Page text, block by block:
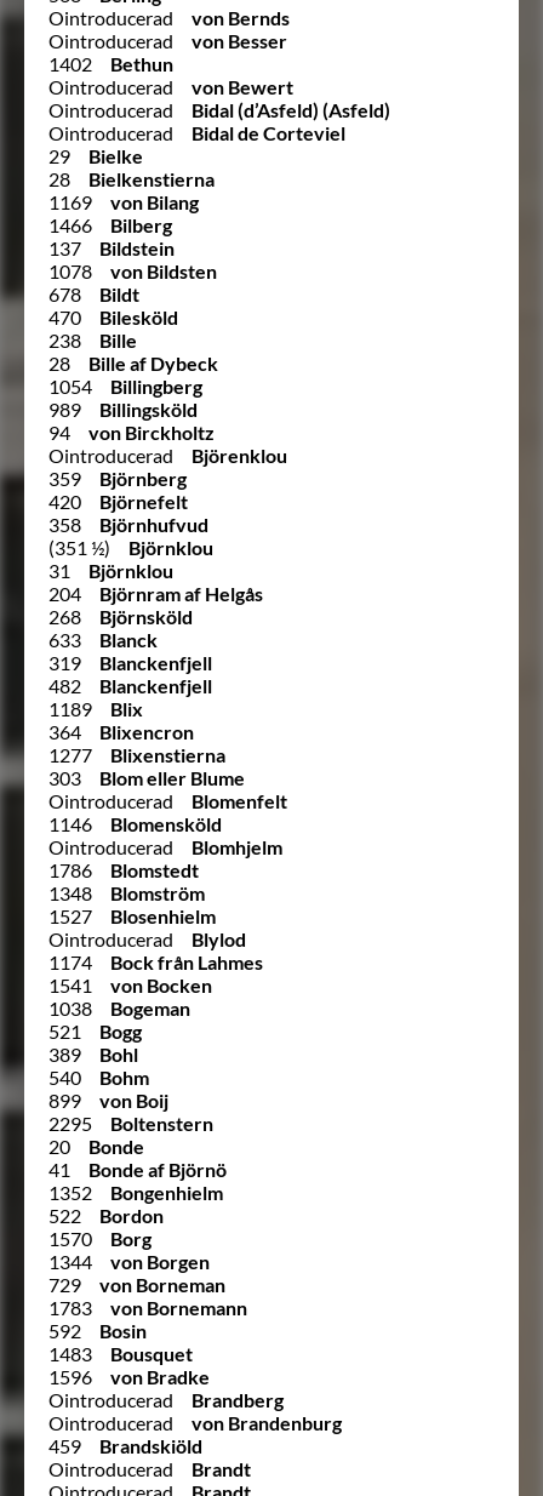
Ointroducerad
von Bernds
Ointroducerad
von Besser
1402
Bethun
Ointroducerad
von Bewert
Ointroducerad
Bidal (d’Asfeld) (Asfeld)
Ointroducerad
Bidal de Corteviel
29
Bielke
28
Bielkenstierna
1169
von Bilang
1466
Bilberg
137
Bildstein
1078
von Bildsten
678
Bildt
470
Bilesköld
238
Bille
28
Bille af Dybeck
1054
Billingberg
989
Billingsköld
94
von Birckholtz
Ointroducerad
Björenklou
359
Björnberg
420
Björnefelt
358
Björnhufvud
(351 ½)
Björnklou
31
Björnklou
204
Björnram af Helgås
268
Björnsköld
633
Blanck
319
Blanckenfjell
482
Blanckenfjell
1189
Blix
364
Blixencron
1277
Blixenstierna
303
Blom eller Blume
Ointroducerad
Blomenfelt
1146
Blomensköld
Ointroducerad
Blomhjelm
1786
Blomstedt
1348
Blomström
1527
Blosenhielm
Ointroducerad
Blylod
1174
Bock från Lahmes
1541
von Bocken
1038
Bogeman
521
Bogg
389
Bohl
540
Bohm
899
von Boij
2295
Boltenstern
20
Bonde
41
Bonde af Björnö
1352
Bongenhielm
522
Bordon
1570
Borg
1344
von Borgen
729
von Borneman
1783
von Bornemann
592
Bosin
1483
Bousquet
1596
von Bradke
Ointroducerad
Brandberg
Ointroducerad
von Brandenburg
459
Brandskiöld
Ointroducerad
Brandt